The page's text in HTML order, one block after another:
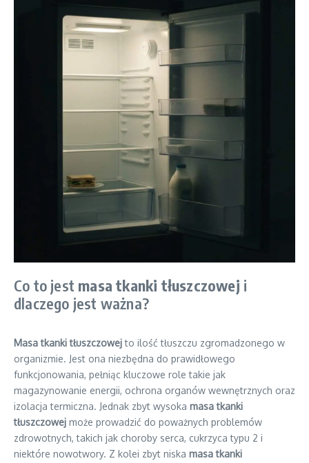
Co to jest masa tkanki tłuszczowej i
dlaczego jest ważna?
Masa tkanki tłuszczowejto ilość tłuszczu zgromadzonego w
organizmie. Jest ona niezbędna do prawidłowego
funkcjonowania, pełniąc kluczowe role takie jak
magazynowanie energii, ochrona organów wewnętrznych oraz
izolacja termiczna. Jednak zbyt wysoka masa tkanki
tłuszczowej może prowadzić do poważnych problemów
zdrowotnych, takich jak choroby serca, cukrzyca typu 2 i
niektóre nowotwory. Z kolei zbyt niska masa tkanki